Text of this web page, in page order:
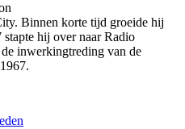
Binnen korte tijd groeide hij
hij over naar Radio
inwerkingtreding van de